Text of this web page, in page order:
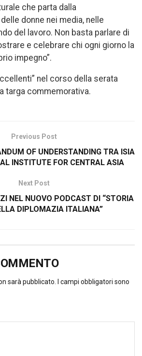
che parta dalla
donne nei media, nelle
del lavoro. Non basta parlare di
e celebrare chi ogni giorno la
impegno”.
nel corso della serata
targa commemorativa.
Previous Post
OF UNDERSTANDING TRA ISIA
INSTITUTE FOR CENTRAL ASIA
Next Post
NEL NUOVO PODCAST DI “STORIA
DIPLOMAZIA ITALIANA”
sarà pubblicato.
I campi obbligatori sono